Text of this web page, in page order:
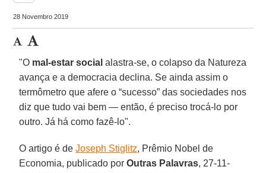
28 Novembro 2019
"O mal-estar social alastra-se, o colapso da Natureza
avança e a democracia declina. Se ainda assim o
termômetro que afere o “sucesso” das sociedades nos
diz que tudo vai bem — então, é preciso trocá-lo por
outro. Já há como fazê-lo".
O artigo é deJoseph Stiglitz, Prêmio Nobel de
Economia, publicado porOutras Palavras, 27-11-